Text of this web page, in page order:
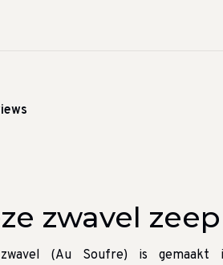
zwavel
(Au Soufre) is